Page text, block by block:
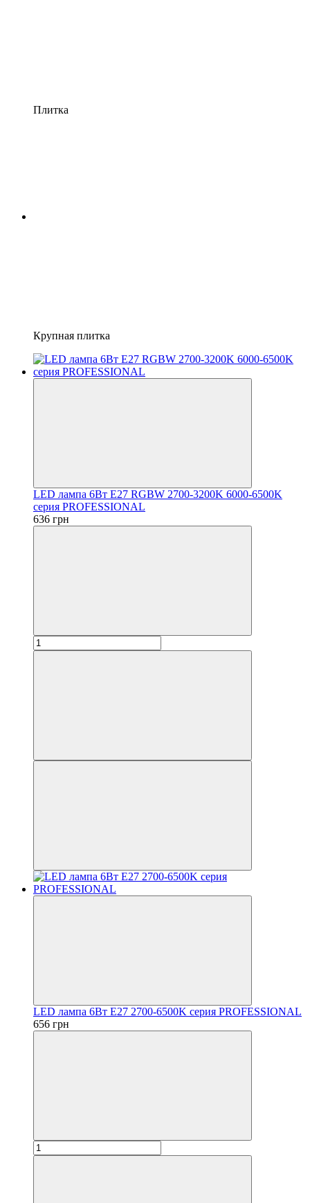
Плитка
Крупная плитка
LED лампа 6Вт Е27 RGBW 2700-3200K 6000-6500K
серия PROFESSIONAL
636 грн
LED лампа 6Вт Е27 2700-6500K серия PROFESSIONAL
656 грн